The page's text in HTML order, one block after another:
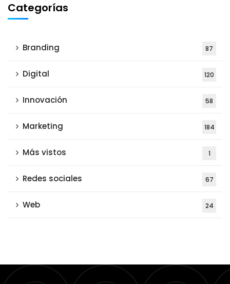
Categorías
Branding 87
Digital 120
Innovación 58
Marketing 184
Más vistos 1
Redes sociales 67
Web 24